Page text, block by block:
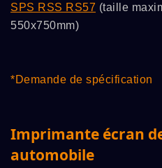
SPS RSS RS57 (taille
550x750mm)
*Demande de spécification
Imprimante écran
automobile